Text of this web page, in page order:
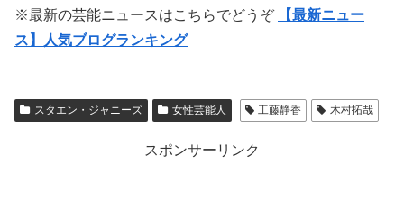
※最新の芸能ニュースはこちらでどうぞ
【最新ニュー
ス】人気ブログランキング
スタエン・ジャニーズ 女性芸能人 工藤静香 木村拓哉
スポンサーリンク